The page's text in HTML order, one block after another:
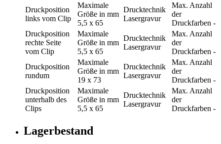
Druckposition
links vom Clip
Maximale
Größe in mm
5,5 x 65
Drucktechnik
Lasergravur
Max. Anzahl
der
Druckfarben -
Druckposition
rechte Seite
vom Clip
Maximale
Größe in mm
5,5 x 65
Drucktechnik
Lasergravur
Max. Anzahl
der
Druckfarben -
Druckposition
rundum
Maximale
Größe in mm
19 x 73
Drucktechnik
Lasergravur
Max. Anzahl
der
Druckfarben -
Druckposition
unterhalb des
Clips
Maximale
Größe in mm
5,5 x 65
Drucktechnik
Lasergravur
Max. Anzahl
der
Druckfarben -
Lagerbestand